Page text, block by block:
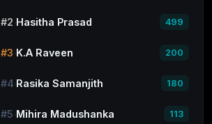
#2 Hasitha Prasad 499
#3 K.A Raveen 200
#4 Rasika Samanjith 180
#5 Mihira Madushanka 113